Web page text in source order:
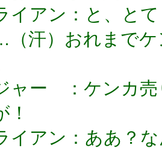
イアン：と、と
（汗）おれまで
ャー ：ケンカ売
！
イアン：ああ？